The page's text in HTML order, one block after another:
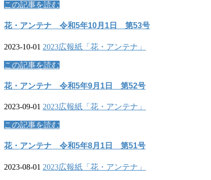
この記事を読む
花・アンテナ 令和5年10月1日 第53号
2023-10-01 2023広報紙「花・アンテナ」
この記事を読む
花・アンテナ 令和5年9月1日 第52号
2023-09-01 2023広報紙「花・アンテナ」
この記事を読む
花・アンテナ 令和5年8月1日 第51号
2023-08-01 2023広報紙「花・アンテナ」